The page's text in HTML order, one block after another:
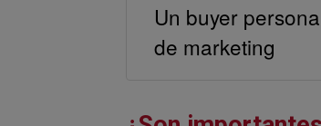
Un buyer
de marketing